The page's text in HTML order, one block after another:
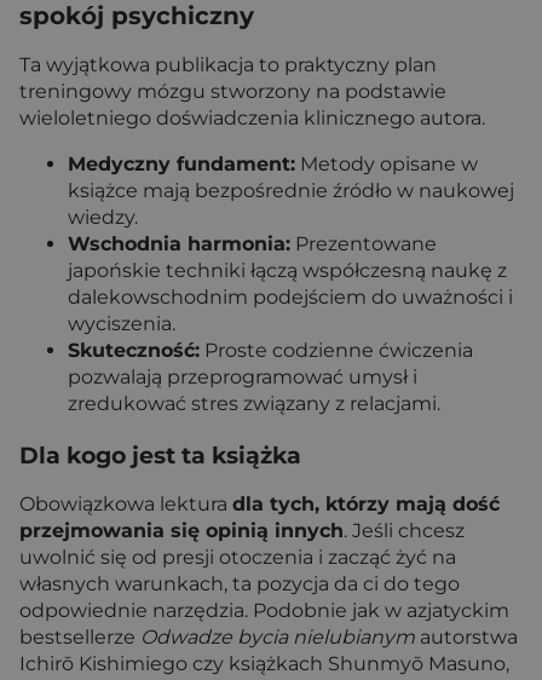
spokój psychiczny
Ta wyjątkowa publikacja to praktyczny plan
treningowy mózgu stworzony na podstawie
wieloletniego doświadczenia klinicznego autora.
Medyczny fundament: Metody opisane w
książce mają bezpośrednie źródło w naukowej
wiedzy.
Wschodnia harmonia: Prezentowane
japońskie techniki łączą współczesną naukę z
dalekowschodnim podejściem do uważności i
wyciszenia.
Skuteczność: Proste codzienne ćwiczenia
pozwalają przeprogramować umysł i
zredukować stres związany z relacjami.
Dla kogo jest ta książka
Obowiązkowa lektura dla tych, którzy mają dość
przejmowania się opinią innych. Jeśli chcesz
uwolnić się od presji otoczenia i zacząć żyć na
własnych warunkach, ta pozycja da ci do tego
odpowiednie narzędzia. Podobnie jak w azjatyckim
bestsellerze Odwadze bycia nielubianym autorstwa
Ichirō Kishimiego czy książkach Shunmyō Masuno,